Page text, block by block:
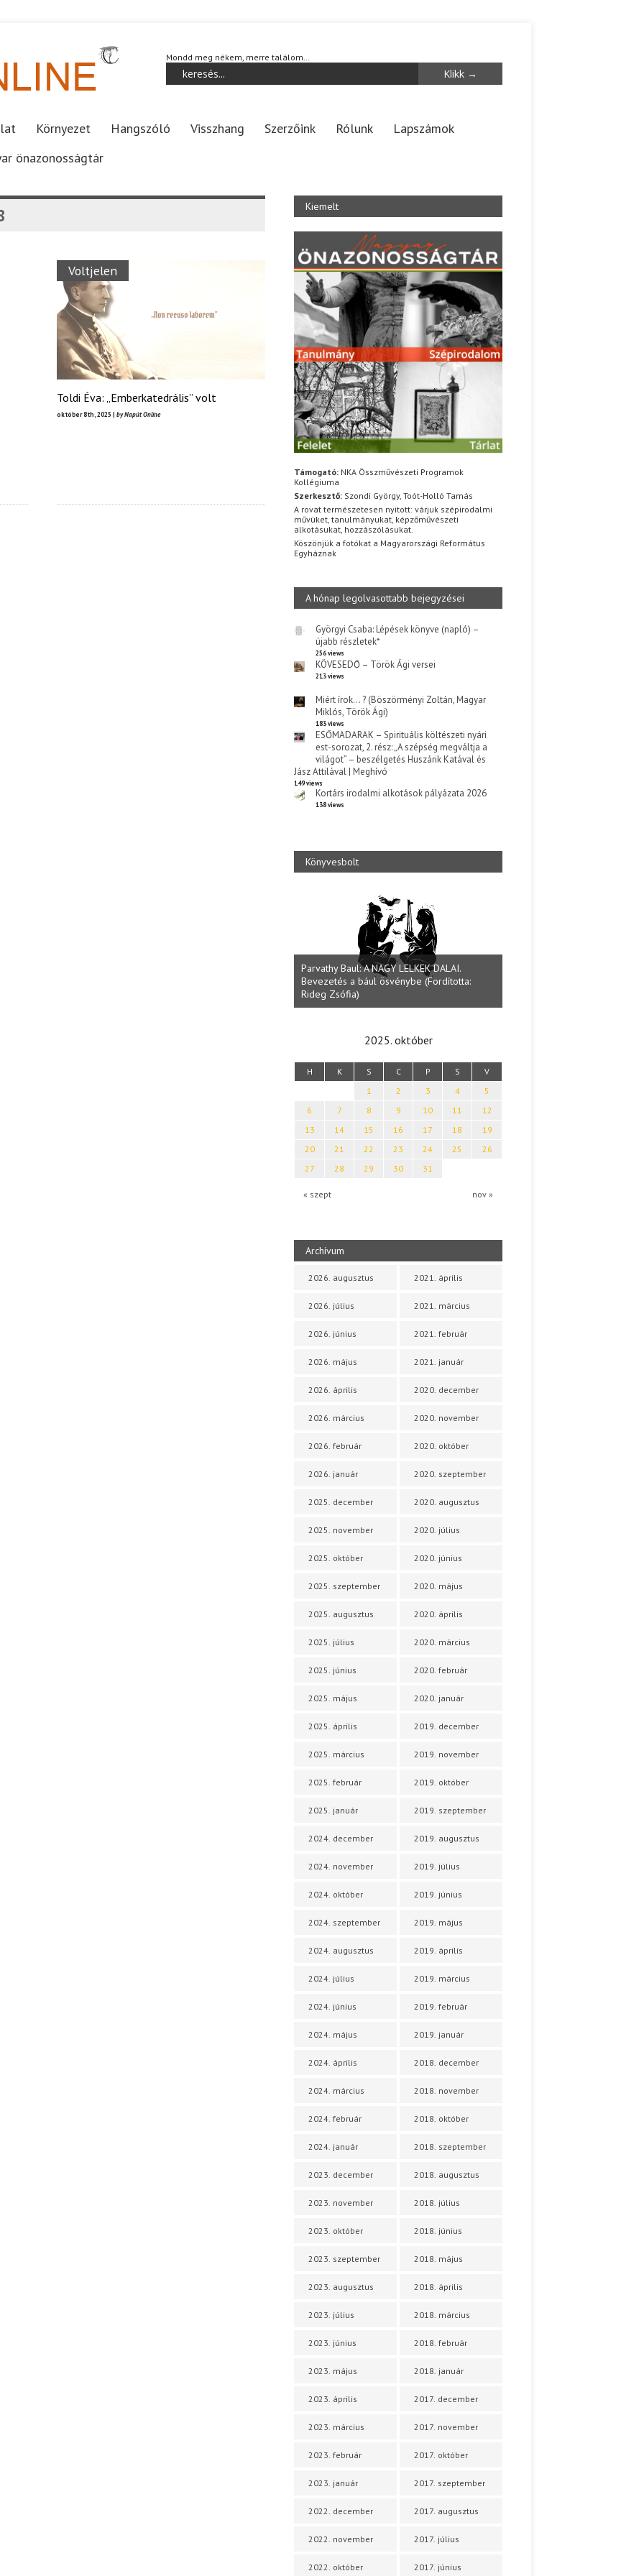
Mondd meg nékem, merre találom…
Környezet Hangszóló Visszhang Szerzőink Rólunk
Lapszámok
önazonosságtár
Voltjelen
Toldi Éva: „Emberkatedrális” volt
október 8th, 2025 | by Napút Online
Kiemelt
Támogató: NKA Összművészeti Programok
Kollégiuma
Szerkesztő: Szondi György, Toót-Holló Tamás
A rovat természetesen nyitott: várjuk szépirodalmi
művüket, tanulmányukat, képzőművészeti
alkotásukat, hozzászólásukat.
Köszönjük a fotókat a Magyarországi Református
Egyháznak
A hónap legolvasottabb bejegyzései
Györgyi Csaba: Lépések könyve (napló) –
újabb részletek*
256 views
KÖVESEDŐ – Török Ági versei
213 views
Miért írok… ? (Böszörményi Zoltán, Magyar
Miklós, Török Ági)
183 views
ESŐMADARAK – Spirituális költészeti nyári
est-sorozat, 2. rész: „A szépség megváltja a
világot” – beszélgetés Huszárik Katával és
Jász Attilával | Meghívó
149 views
Kortárs irodalmi alkotások pályázata 2026
138 views
Könyvesbolt
Parvathy Baul: A NAGY LELKEK DALAI.
Bevezetés a bául ösvénybe (Fordította:
Rideg Zsófia)
2025. október
H K S C P S V
« szept nov »
1 2 3 4
5
6
7 8 9 10 11
12
13
14 15 16 17 18
19
20
21 22 23 24 25
26
27
28 29 30 31
Archívum
2026. augusztus
2026. július
2026. június
2026. május
2026. április
2026. március
2026. február
2026. január
2025. december
2025. november
2025. október
2025. szeptember
2025. augusztus
2025. július
2025. június
2025. május
2025. április
2025. március
2025. február
2025. január
2024. december
2024. november
2024. október
2024. szeptember
2024. augusztus
2024. július
2024. június
2024. május
2024. április
2024. március
2024. február
2024. január
2023. december
2023. november
2023. október
2023. szeptember
2023. augusztus
2023. július
2023. június
2023. május
2023. április
2023. március
2023. február
2023. január
2022. december
2022. november
2022. október
2021. április
2021. március
2021. február
2021. január
2020. december
2020. november
2020. október
2020. szeptember
2020. augusztus
2020. július
2020. június
2020. május
2020. április
2020. március
2020. február
2020. január
2019. december
2019. november
2019. október
2019. szeptember
2019. augusztus
2019. július
2019. június
2019. május
2019. április
2019. március
2019. február
2019. január
2018. december
2018. november
2018. október
2018. szeptember
2018. augusztus
2018. július
2018. június
2018. május
2018. április
2018. március
2018. február
2018. január
2017. december
2017. november
2017. október
2017. szeptember
2017. augusztus
2017. július
2017. június